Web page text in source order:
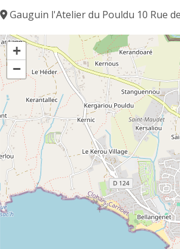
Gauguin l'Atelier du Pouldu 10 Rue
+
−